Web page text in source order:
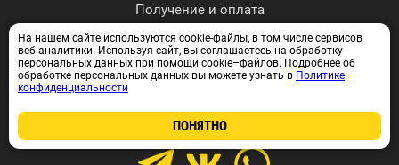
Получение и оплата
Контактные данные
г. Томск, ул. А. Иванова, 27
+7 (3822) 590-717
info@instrumentvtomske.ru
На нашем сайте используются cookie-файлы, в том числе сервисов
веб-аналитики. Используя сайт, вы соглашаетесь на обработку
персональных данных при помощи cookie–файлов. Подробнее об
обработке персональных данных вы можете узнать в Политике
конфиденциальности
ПОНЯТНО